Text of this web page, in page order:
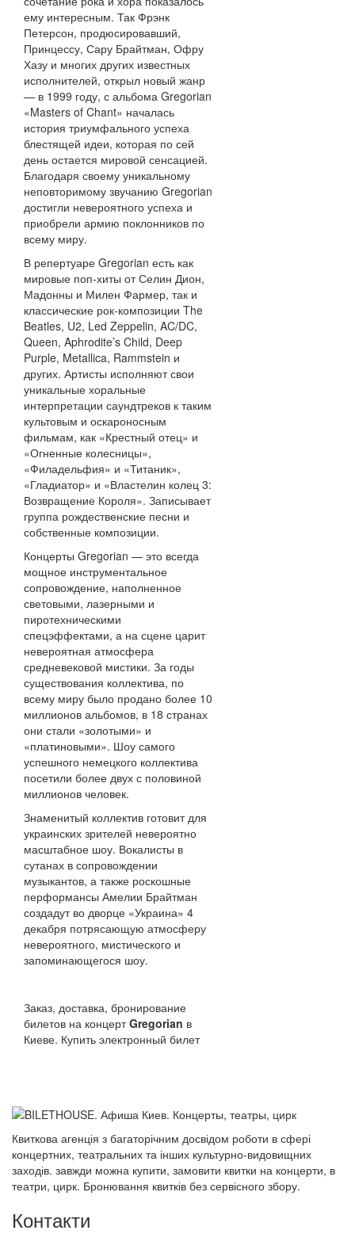
ему интересным. Так Фрэнк
Петерсон, продюсировавший,
Принцессу, Сару Брайтман, Офру
Хазу и многих других известных
исполнителей, открыл новый жанр
— в 1999 году, с альбома Gregorian
«Masters of Chant» началась
история триумфального успеха
блестящей идеи, которая по сей
день остается мировой сенсацией.
Благодаря своему уникальному
неповторимому звучанию Gregorian
достигли невероятного успеха и
приобрели армию поклонников по
всему миру.
В репертуаре Gregorian есть как
мировые поп-хиты от Селин Дион,
Мадонны и Милен Фармер, так и
классические рок-композиции The
Beatles, U2, Led Zeppelin, AC/DC,
Queen, Aphrodite’s Child, Deep
Purple, Metallica, Rammstein и
других. Артисты исполняют свои
уникальные хоральные
интерпретации саундтреков к таким
культовым и оскароносным
фильмам, как «Крестный отец» и
«Огненные колесницы»,
«Филадельфия» и «Титаник»,
«Гладиатор» и «Властелин колец 3:
Возвращение Короля». Записывает
группа рождественские песни и
собственные композиции.
Концерты Gregorian — это всегда
мощное инструментальное
сопровождение, наполненное
световыми, лазерными и
пиротехническими
спецэффектами, а на сцене царит
невероятная атмосфера
средневековой мистики. За годы
существования коллектива, по
всему миру было продано более 10
миллионов альбомов, в 18 странах
они стали «золотыми» и
«платиновыми». Шоу самого
успешного немецкого коллектива
посетили более двух с половиной
миллионов человек.
Знаменитый коллектив готовит для
украинских зрителей невероятно
масштабное шоу. Вокалисты в
сутанах в сопровождении
музыкантов, а также роскошные
перформансы Амелии Брайтман
создадут во дворце «Украина» 4
декабря потрясающую атмосферу
невероятного, мистического и
запоминающегося шоу.
Заказ, доставка, бронирование
билетов на концертGregorian в
Киеве. Купить электронный билет
Квиткова агенція з багаторічним досвідом роботи в сфері
концертних, театральних та інших культурно-видовищних
заходів. завжди можна купити, замовити квитки на концерти, в
театри, цирк. Бронювання квитків без сервісного збору.
Контакти